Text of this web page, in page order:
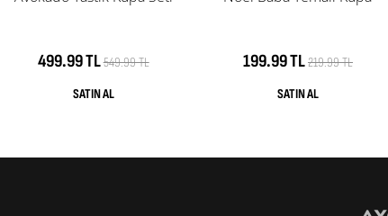
499.99 TL549.99 TL 199.99 TL219.99 TL